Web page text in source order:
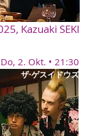
Kazuaki SEKI
Do, 2. Okt. • 21:30
ザ·ゲスイドウズ